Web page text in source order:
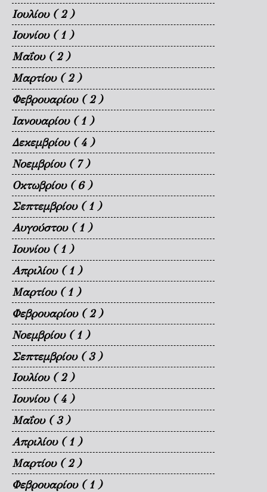
Ιουλίου ( 2 )
Ιουνίου ( 1 )
Μαΐου ( 2 )
Μαρτίου ( 2 )
Φεβρουαρίου ( 2 )
Ιανουαρίου ( 1 )
Δεκεμβρίου ( 4 )
Νοεμβρίου ( 7 )
Οκτωβρίου ( 6 )
Σεπτεμβρίου ( 1 )
Αυγούστου ( 1 )
Ιουνίου ( 1 )
Απριλίου ( 1 )
Μαρτίου ( 1 )
Φεβρουαρίου ( 2 )
Νοεμβρίου ( 1 )
Σεπτεμβρίου ( 3 )
Ιουλίου ( 2 )
Ιουνίου ( 4 )
Μαΐου ( 3 )
Απριλίου ( 1 )
Μαρτίου ( 2 )
Φεβρουαρίου ( 1 )